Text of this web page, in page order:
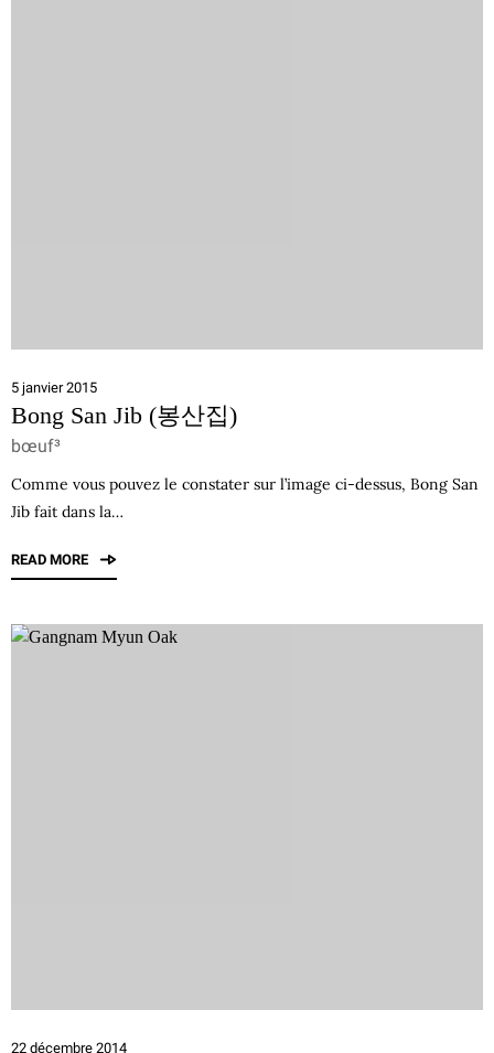
5 janvier 2015
Bong San Jib (봉산집)
bœuf³
Comme vous pouvez le constater sur l’image ci-dessus, Bong San
Jib fait dans la…
READ MORE
22 décembre 2014